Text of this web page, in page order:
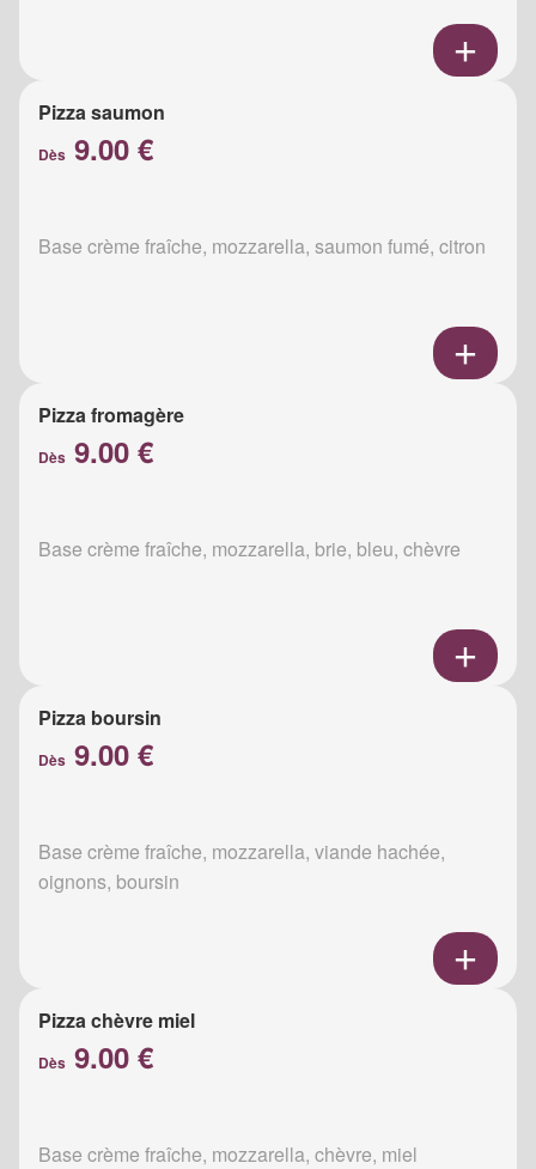
Pizza saumon
Dès 9.00 €
Base crème fraîche, mozzarella, saumon fumé, citron
Pizza fromagère
Dès 9.00 €
Base crème fraîche, mozzarella, brie, bleu, chèvre
Pizza boursin
Dès 9.00 €
Base crème fraîche, mozzarella, viande hachée,
oignons, boursin
Pizza chèvre miel
Dès 9.00 €
Base crème fraîche, mozzarella, chèvre, miel